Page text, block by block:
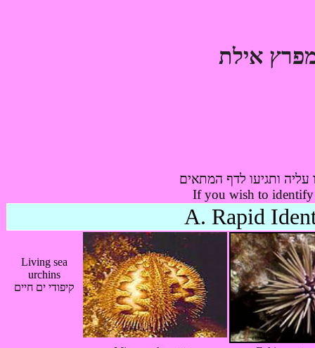
ותגיעו לדף המתאים
If you wish to identify
A. Rapid
Living sea
urchins
קיפודי ים חיים